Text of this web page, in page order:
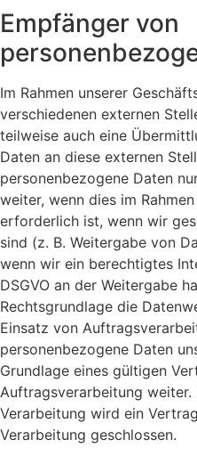
Empfänger von
Im Rahmen unserer
verschiedenen externen
teilweise auch eine
Daten an diese externen
personenbezogene Daten
weiter, wenn dies im
erforderlich ist, wenn wir
sind (z. B. Weitergabe von
wenn wir ein berechtigtes
DSGVO an der Weitergabe
Rechtsgrundlage die
Einsatz von
personenbezogene Daten
Grundlage eines gültigen
Auftragsverarbeitung weiter.
Verarbeitung wird ein
Verarbeitung geschlossen.